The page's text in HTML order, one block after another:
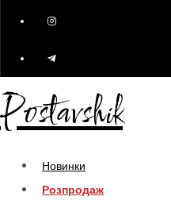
Postavshik
Новинки
Розпродаж